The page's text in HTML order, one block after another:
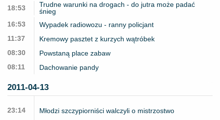
18:53
Trudne warunki na drogach - do jutra może padać
śnieg
16:53
Wypadek radiowozu - ranny policjant
11:37
Kremowy pasztet z kurzych wątróbek
08:30
Powstaną place zabaw
08:11
Dachowanie pandy
2011-04-13
23:14
Młodzi szczypiorniści walczyli o mistrzostwo